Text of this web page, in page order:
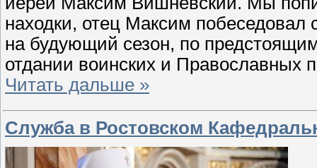
находки, отец Максим
на будующий сезон, по
отдании воинских и Православных
Читать дальше »
Служба в Ростовском